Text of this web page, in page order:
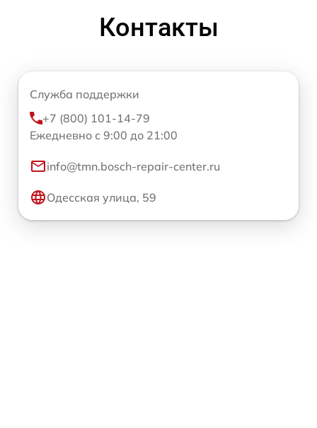
Контакты
Служба поддержки
+7 (800) 101-14-79
Ежедневно с 9:00 до 21:00
info@tmn.bosch-repair-center.ru
Одесская улица, 59